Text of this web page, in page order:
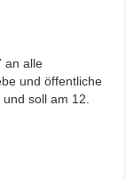
an alle
und öffentliche
soll am 12.